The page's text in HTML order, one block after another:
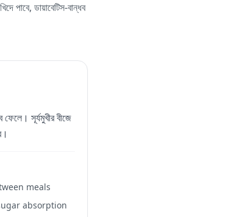
পাবে, ডায়াবেটিস-বান্ধব
সূর্যমুখীর বীজে
meals
absorption